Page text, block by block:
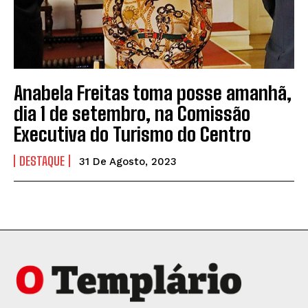
Anabela Freitas toma posse amanhã,
dia 1 de setembro, na Comissão
Executiva do Turismo do Centro
DESTAQUE 31 De Agosto, 2023